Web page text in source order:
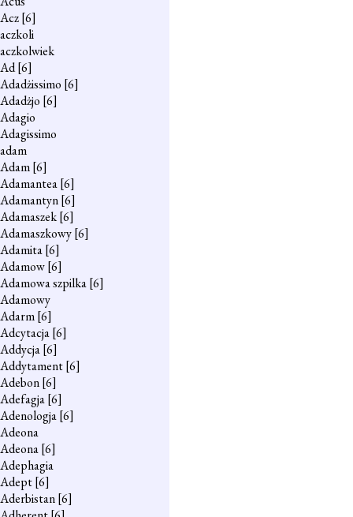
Acz[6]
aczkoli
aczkolwiek
Ad[6]
Adadżissimo [6]
Adadżjo [6]
Adagio
Adagissimo
adam
Adam[6]
Adamantea[6]
Adamantyn[6]
Adamaszek[6]
Adamaszkowy[6]
Adamita[6]
Adamow[6]
Adamowa szpilka[6]
Adamowy
Adarm[6]
Adcytacja[6]
Addycja[6]
Addytament[6]
Adebon[6]
Adefagja[6]
Adenologja[6]
Adeona
Adeona[6]
Adephagia
Adept[6]
Aderbistan[6]